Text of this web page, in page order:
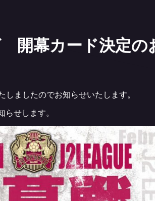
開幕カード決定の
しましたのでお知らせいたします。
せします。